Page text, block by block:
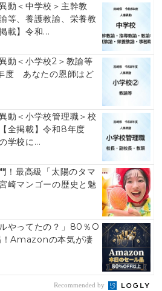
動＜中学校＞主幹教
等、養護教諭、栄養教
載】令和...
動＜小学校2＞教諭等
度 あなたの恩師はど
動＜小学校管理職＞校
全掲載】令和8年度
学校に...
！最高級「太陽のタマ
崎マンゴーの歴史と魅
やってたの？」80％O
！Amazonの本気が凄
Recommended by